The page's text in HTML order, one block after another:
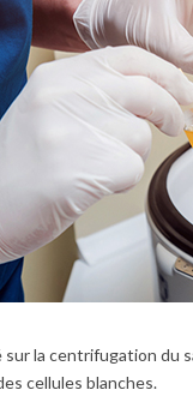
sur la centrifugation du
cellules blanches.